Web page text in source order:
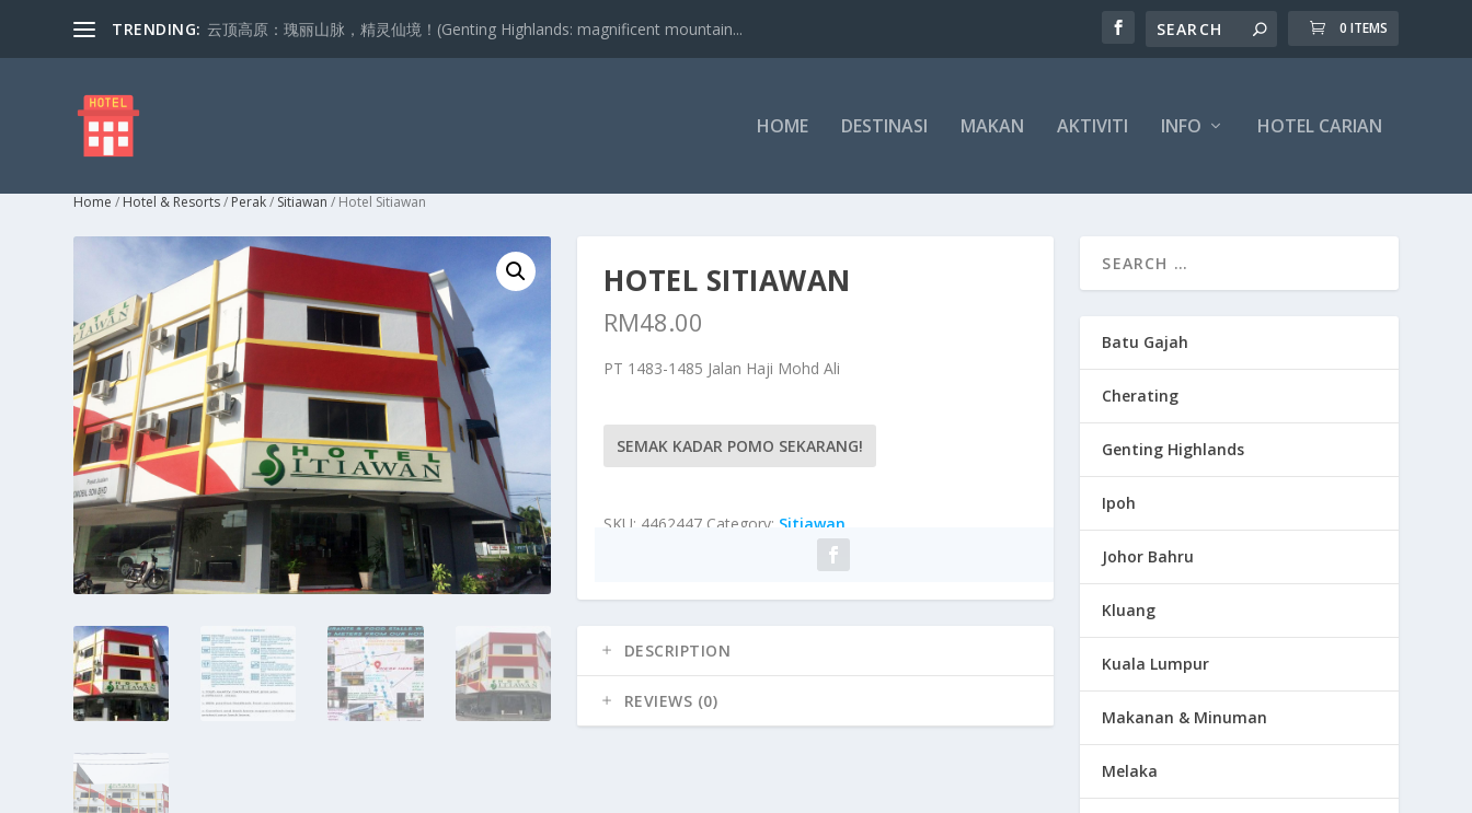
TRENDING: 云顶高原：瑰丽山脉，精灵仙境！(Genting Highlands: magnificent mountain... 0 ITEMS
HOME DESTINASI MAKAN AKTIVITI INFO HOTEL CARIAN
Home / Hotel & Resorts/ Perak/ Sitiawan / Hotel Sitiawan
HOTEL SITIAWAN
RM48.00
PT 1483-1485 Jalan Haji Mohd Ali
SEMAK KADAR POMO SEKARANG!
SKU: 4462447 Category: Sitiawan
DESCRIPTION
REVIEWS (0)
Batu Gajah
Cherating
Genting Highlands
Ipoh
Johor Bahru
Kluang
Kuala Lumpur
Makanan & Minuman
Melaka